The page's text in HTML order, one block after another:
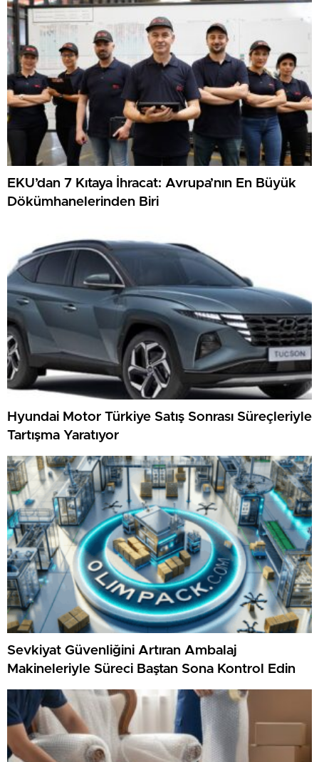
EKU’dan 7 Kıtaya İhracat: Avrupa’nın En Büyük
Dökümhanelerinden Biri
Hyundai Motor Türkiye Satış Sonrası Süreçleriyle
Tartışma Yaratıyor
Sevkiyat Güvenliğini Artıran Ambalaj
Makineleriyle Süreci Baştan Sona Kontrol Edin